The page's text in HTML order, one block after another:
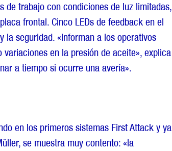
de trabajo con condiciones de luz limitadas,
frontal. Cinco LEDs de feedback en el
la seguridad. «Informan a los operativos
en la presión de aceite», explica
a tiempo si ocurre una avería».
en los primeros sistemas First Attack y ya
se muestra muy contento: «la